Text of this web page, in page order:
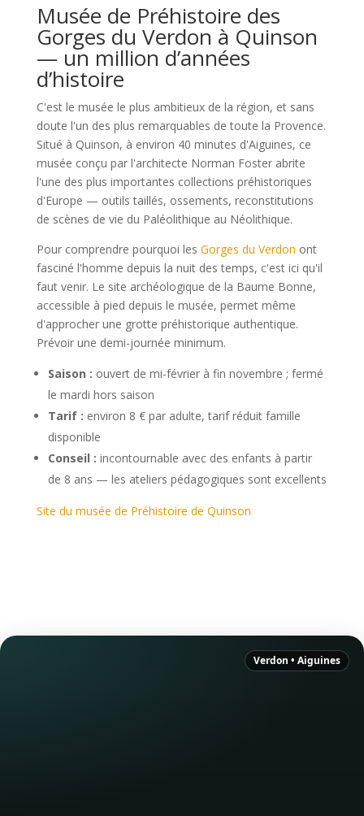
Musée de Préhistoire des
Gorges du Verdon à Quinson
— un million d’années
d’histoire
C'est le musée le plus ambitieux de la région, et sans
doute l'un des plus remarquables de toute la Provence.
Situé à Quinson, à environ 40 minutes d'Aiguines, ce
musée conçu par l'architecte Norman Foster abrite
l'une des plus importantes collections préhistoriques
d'Europe — outils taillés, ossements, reconstitutions
de scènes de vie du Paléolithique au Néolithique.
Pour comprendre pourquoi les Gorges du Verdon ont
fasciné l'homme depuis la nuit des temps, c'est ici qu'il
faut venir. Le site archéologique de la Baume Bonne,
accessible à pied depuis le musée, permet même
d'approcher une grotte préhistorique authentique.
Prévoir une demi-journée minimum.
Saison : ouvert de mi-février à fin novembre ; fermé
le mardi hors saison
Tarif : environ 8 € par adulte, tarif réduit famille
disponible
Conseil : incontournable avec des enfants à partir
de 8 ans — les ateliers pédagogiques sont excellents
Site du musée de Préhistoire de Quinson
Verdon • Aiguines